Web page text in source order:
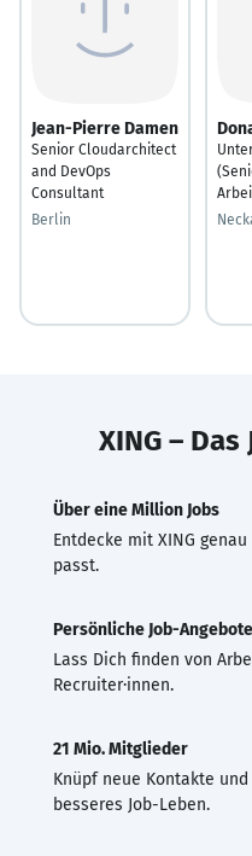
Jean-Pierre Damen
Senior Cloudarchitect
and DevOps
Consultant
Berlin
XING –
Über eine Million Jobs
Entdecke mit XING
passt.
Persönliche Job-Angebote
Lass Dich finden von
Recruiter·innen.
21 Mio. Mitglieder
Knüpf neue Kontakte
besseres Job-Leben.